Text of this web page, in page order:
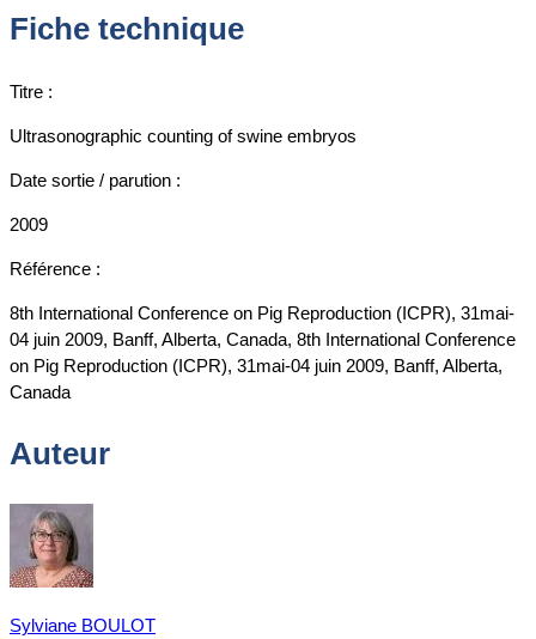
Fiche technique
Titre :
Ultrasonographic counting of swine embryos
Date sortie / parution :
2009
Référence :
8th International Conference on Pig Reproduction (ICPR), 31mai-
04 juin 2009, Banff, Alberta, Canada, 8th International Conference
on Pig Reproduction (ICPR), 31mai-04 juin 2009, Banff, Alberta,
Canada
Auteur
Sylviane BOULOT